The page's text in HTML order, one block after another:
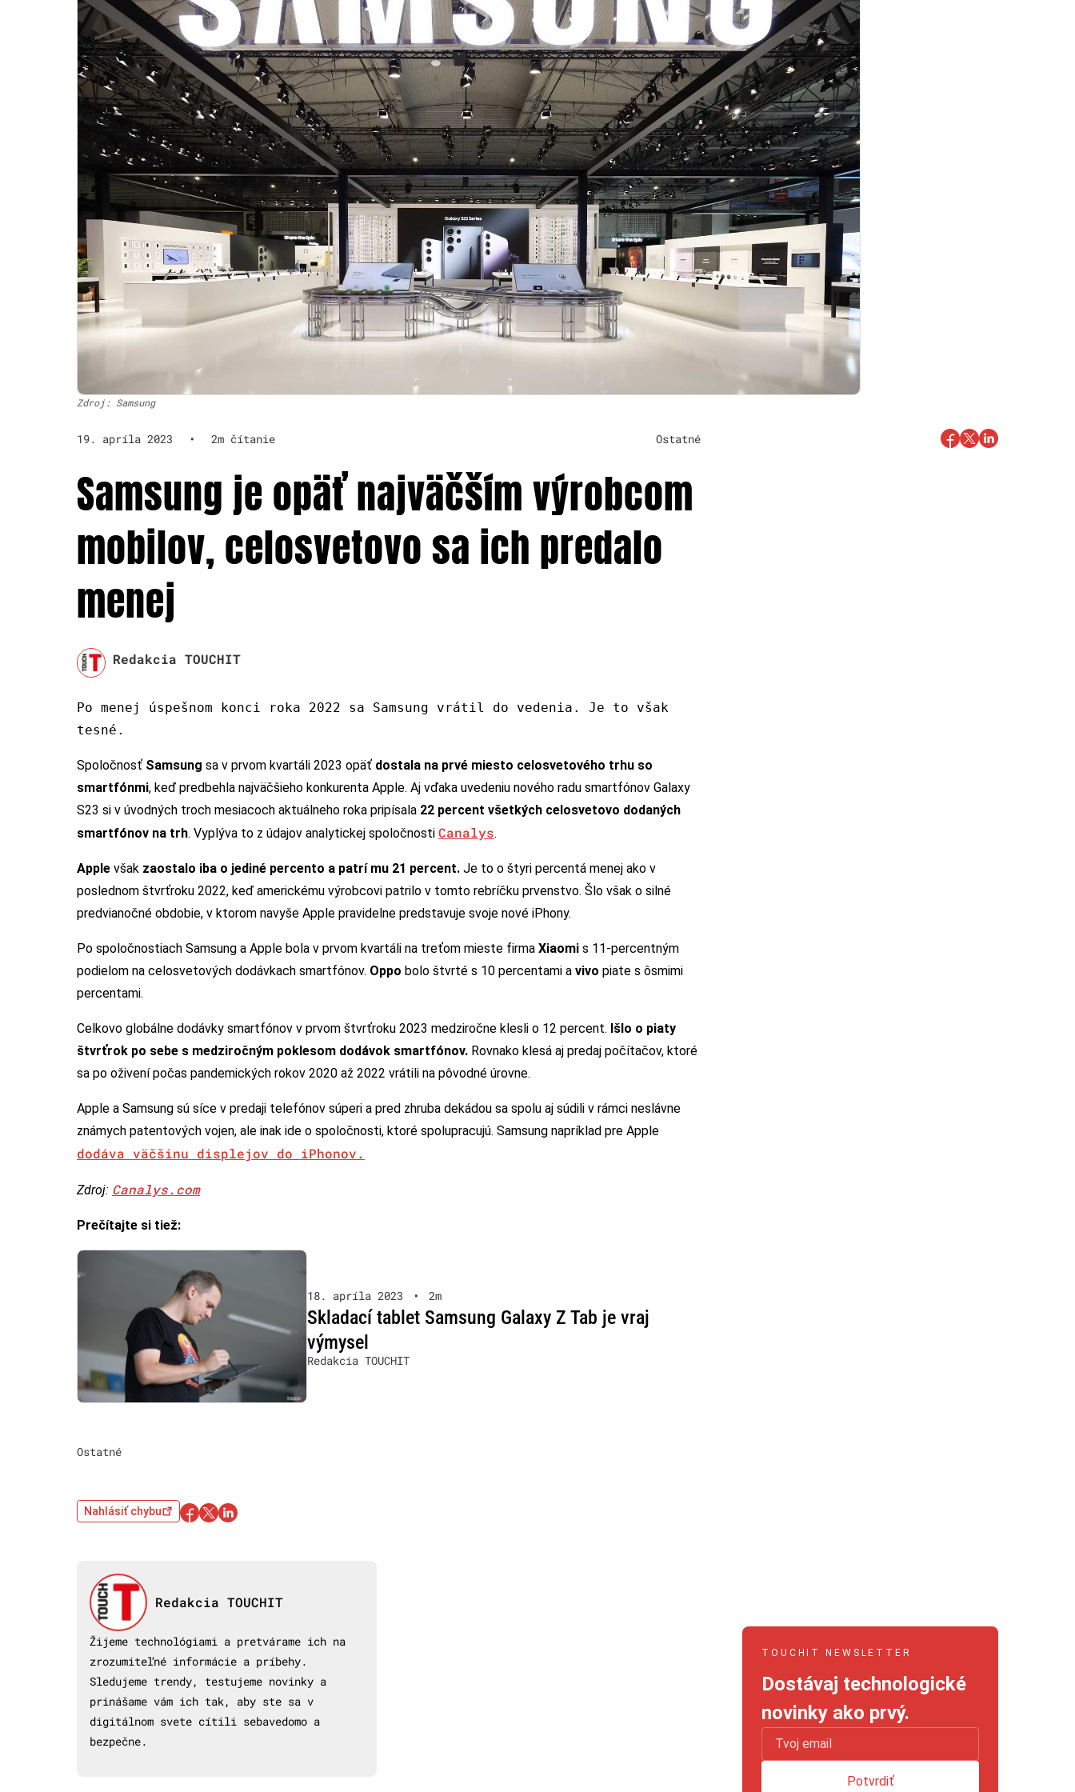
Zdroj: Samsung
19. apríla 2023 • 2m čítanie Ostatné
Samsung je opäť najväčším výrobcom
mobilov, celosvetovo sa ich predalo
menej
Redakcia TOUCHIT
Po menej úspešnom konci roka 2022 sa Samsung vrátil do vedenia. Je to však
tesné.
Spoločnosť Samsung sa v prvom kvartáli 2023 opäť dostala na prvé miesto celosvetového trhu so
smartfónmi, keď predbehla najväčšieho konkurenta Apple. Aj vďaka uvedeniu nového radu smartfónov Galaxy
S23 si v úvodných troch mesiacoch aktuálneho roka pripísala 22 percent všetkých celosvetovo dodaných
smartfónov na trh. Vyplýva to z údajov analytickej spoločnosti Canalys.
Apple však zaostalo iba o jediné percento a patrí mu 21 percent. Je to o štyri percentá menej ako v
poslednom štvrťroku 2022, keď americkému výrobcovi patrilo v tomto rebríčku prvenstvo. Šlo však o silné
predvianočné obdobie, v ktorom navyše Apple pravidelne predstavuje svoje nové iPhony.
Po spoločnostiach Samsung a Apple bola v prvom kvartáli na treťom mieste firma Xiaomi s 11-percentným
podielom na celosvetových dodávkach smartfónov. Oppo bolo štvrté s 10 percentami a vivo piate s ôsmimi
percentami.
Celkovo globálne dodávky smartfónov v prvom štvrťroku 2023 medziročne klesli o 12 percent. Išlo o piaty
štvrťrok po sebe s medziročným poklesom dodávok smartfónov. Rovnako klesá aj predaj počítačov, ktoré
sa po oživení počas pandemických rokov 2020 až 2022 vrátili na pôvodné úrovne.
Apple a Samsung sú síce v predaji telefónov súperi a pred zhruba dekádou sa spolu aj súdili v rámci neslávne
známych patentových vojen, ale inak ide o spoločnosti, ktoré spolupracujú. Samsung napríklad pre Apple
dodáva väčšinu displejov do iPhonov.
Zdroj: Canalys.com
Prečítajte si tiež:
18. apríla 2023 • 2m
Skladací tablet Samsung Galaxy Z Tab je vraj
výmysel
Redakcia TOUCHIT
Ostatné
Nahlásiť chybu
Redakcia TOUCHIT
Žijeme technológiami a pretvárame ich na
zrozumiteľné informácie a príbehy.
Sledujeme trendy, testujeme novinky a
prinášame vám ich tak, aby ste sa v
digitálnom svete cítili sebavedomo a
bezpečne.
TOUCHIT NEWSLETTER
Dostávaj technologické
novinky ako prvý.
Potvrdiť